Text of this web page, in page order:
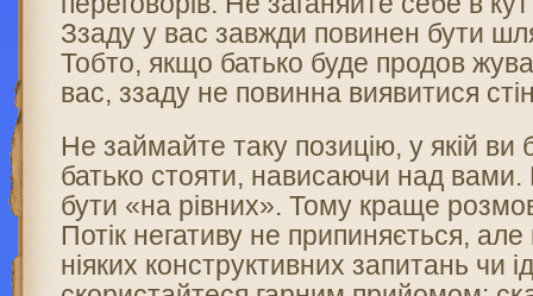
Ззаду у вас завжди повинен бути
Тобто, якщо батько буде продов
вас, ззаду не повинна виявитися
Не займайте таку позицію, у якій ви
батько стояти, нависаючи над вами.
бути «на рівних». Тому краще
Потік негативу не припиняється,
ніяких конструктивних запитань чи